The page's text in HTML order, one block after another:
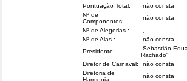
Pontuação Total:
não consta
Nº de
Componentes:
não consta
Nº de Alegorias :
Nº de Alas :
não consta
Presidente:
Sebastião
Rachado"
Diretor de Carnaval:
não consta
Diretoria de
Harmonia:
não consta